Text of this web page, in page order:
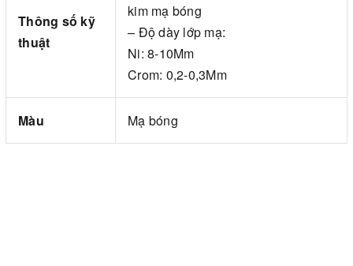
Thông số kỹ
thuật
kim mạ bóng
– Độ dày lớp mạ:
Ni: 8-10Mm
Crom: 0,2-0,3Mm
Màu Mạ bóng